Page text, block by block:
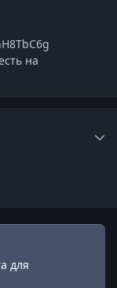
на
для